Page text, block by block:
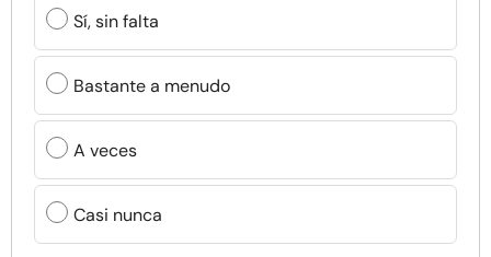
Sí, sin falta
Bastante a menudo
A veces
Casi nunca